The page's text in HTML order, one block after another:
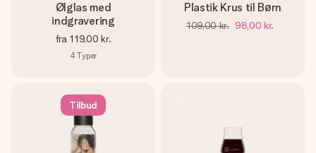
Ølglas med
indgravering
fra 119,00 kr.
4Typer
Plastik Krus til Børn
109,00 kr. 98,00 kr.
Tilbud